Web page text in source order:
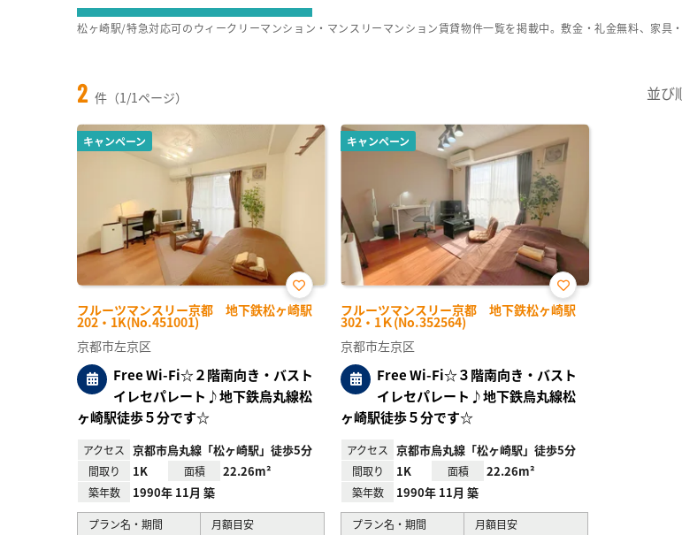
2 件（1/1ページ） 並び
キャンペーン
フルーツマンスリー京都 地下鉄松ヶ崎駅
202・1K(No.451001)
お気
に入
京都市左京区
Free Wi-Fi☆２階南向き・バスト
イレセパレート♪地下鉄烏丸線松
ヶ崎駅徒歩５分です☆
アクセス 京都市烏丸線「松ヶ崎駅」徒歩5分
間取り 1K 面積 22.26m²
築年数 1990年 11月 築
プラン名・期間
月額目安
キャンペーン
フルーツマンスリー京都 地下鉄松ヶ崎駅
302・1Ｋ(No.352564)
お気
に入
京都市左京区
Free Wi-Fi☆３階南向き・バスト
イレセパレート♪地下鉄烏丸線松
ヶ崎駅徒歩５分です☆
アクセス 京都市烏丸線「松ヶ崎駅」徒歩5分
間取り 1K 面積 22.26m²
築年数 1990年 11月 築
プラン名・期間
月額目安
松ヶ崎駅/特急対応可のウィークリーマンション・マンスリーマンション賃貸物件一覧を掲載中。敷金・礼金無料、家具